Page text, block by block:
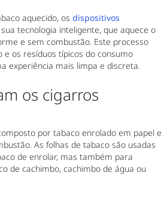
aquecido, os dispositivos
tecnologia inteligente, que aquece o
e sem combustão. Este processo
e os resíduos típicos do consumo
experiência mais limpa e discreta.
os cigarros
por tabaco enrolado em papel e
As folhas de tabaco são usadas
de enrolar, mas também para
de cachimbo, cachimbo de água ou